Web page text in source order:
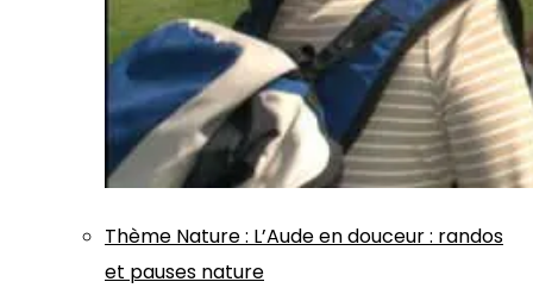
Thème Nature: L’Aude en douceur : randos
et pauses nature